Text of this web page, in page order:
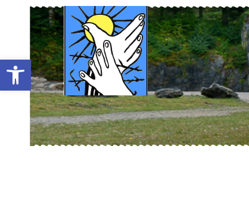
Ouvrir la barre d’outils